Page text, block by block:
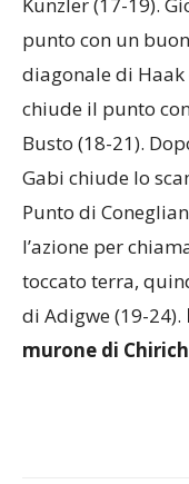
punto con un
diagonale di Haak
chiude il punto
Busto (18-21).
Gabi chiude lo
Punto di
l’azione per
toccato terra,
di Adigwe (19-24).
murone di